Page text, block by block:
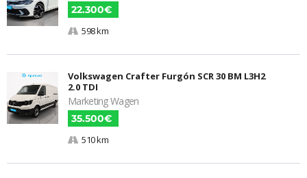
22.300€
598 km
Volkswagen Crafter Furgón SCR 30 BM L3H2
2.0 TDI
Marketing Wagen
35.500€
510 km